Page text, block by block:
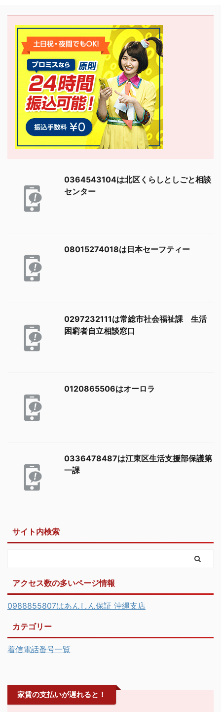
0364543104は北区くらしとしごと相談
センター
08015274018は日本セーフティー
0297232111は常総市社会福祉課 生活
困窮者自立相談窓口
0120865506はオーロラ
0336478487は江東区生活支援部保護第
一課
サイト内検索
アクセス数の多いページ情報
0988855807はあんしん保証 沖縄支店
カテゴリー
着信電話番号一覧
家賃の支払いが遅れると！